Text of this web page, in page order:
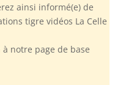
ainsi informé(e) de
tigre vidéos La Celle
notre page de base